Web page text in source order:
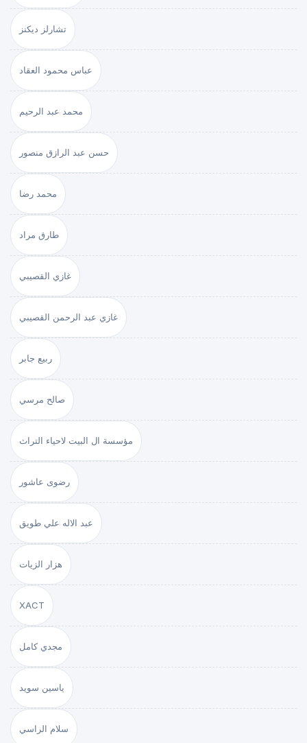
تشارلز ديكنز
عباس محمود العقاد
محمد عبد الرحيم
حسن عبد الرازق منصور
محمد رضا
طارق مراد
غازي القصيبي
غازي عبد الرحمن القصيبي
ربيع جابر
صالح مرسي
مؤسسة ال البيت لاحياء التراث
رضوى عاشور
عبد الاله علي طويق
هزار الزيات
XACT
مجدي كامل
ياسين سويد
سلام الراسي